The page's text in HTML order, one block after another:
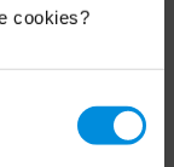
cookies?